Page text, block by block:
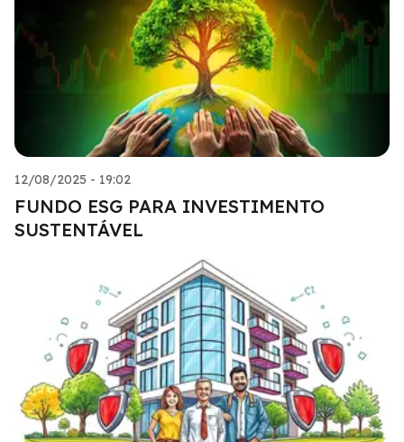
12/08/2025 - 19:02
FUNDO ESG PARA INVESTIMENTO
SUSTENTÁVEL